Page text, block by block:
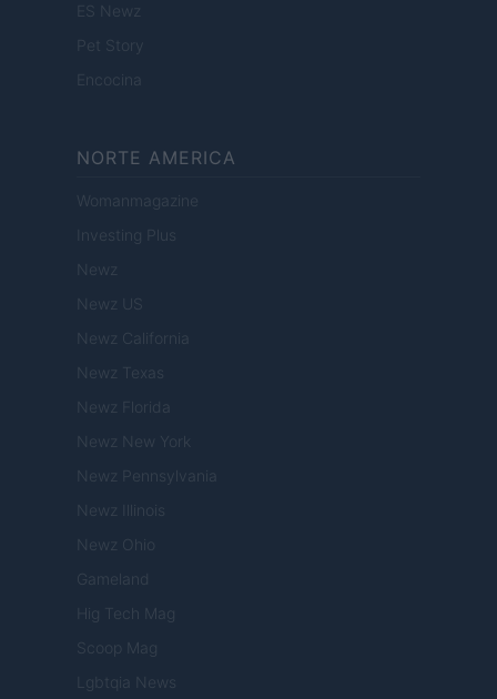
ES Newz
Pet Story
Encocina
NORTE AMERICA
Womanmagazine
Investing Plus
Newz
Newz US
Newz California
Newz Texas
Newz Florida
Newz New York
Newz Pennsylvania
Newz Illinois
Newz Ohio
Gameland
Hig Tech Mag
Scoop Mag
Lgbtqia News